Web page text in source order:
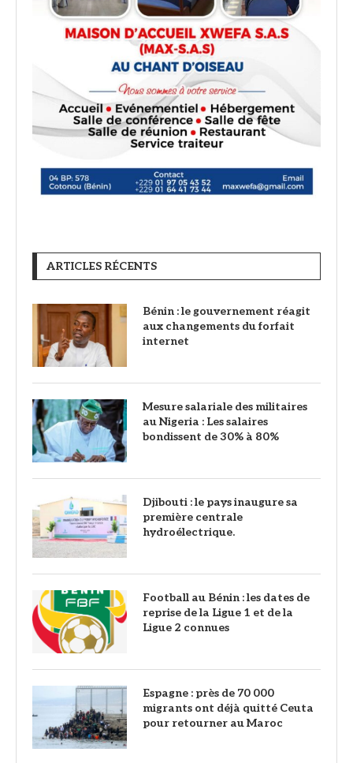
ARTICLES RÉCENTS
Bénin : le gouvernement réagit
aux changements du forfait
internet
Mesure salariale des militaires
au Nigeria : Les salaires
bondissent de 30% à 80%
Djibouti : le pays inaugure sa
première centrale
hydroélectrique.
Football au Bénin : les dates de
reprise de la Ligue 1 et de la
Ligue 2 connues
‎Espagne : près de 70 000
migrants ont déjà quitté Ceuta
pour retourner au Maroc